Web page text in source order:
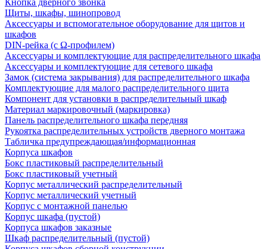
Кнопка дверного звонка
Щиты, шкафы, шинопровод
Аксессуары и вспомогательное оборудование для щитов и
шкафов
DIN-рейка (с Ω-профилем)
Аксессуары и комплектующие для распределительного шкафа
Аксессуары и комплектующие для сетевого шкафа
Замок (система закрывания) для распределительного шкафа
Комплектующие для малого распределительного щита
Компонент для установки в распределительный шкаф
Материал маркировочный (маркировка)
Панель распределительного шкафа передняя
Рукоятка распределительных устройств дверного монтажа
Табличка предупреждающая/информационная
Корпуса шкафов
Бокс пластиковый распределительный
Бокс пластиковый учетный
Корпус металлический распределительный
Корпус металлический учетный
Корпус с монтажной панелью
Корпус шкафа (пустой)
Корпуса шкафов заказные
Шкаф распределительный (пустой)